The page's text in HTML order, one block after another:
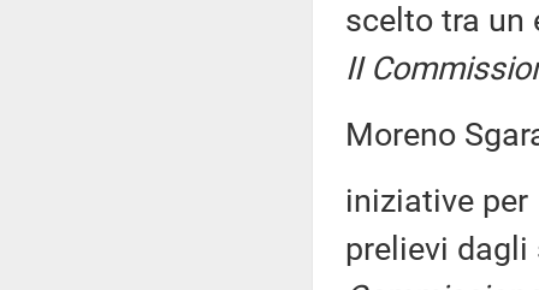
scelto tra un
II
Moreno
iniziative
prelievi